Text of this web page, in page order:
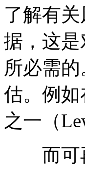
了解有
据，这
所必需
估。例
之一（
而可再